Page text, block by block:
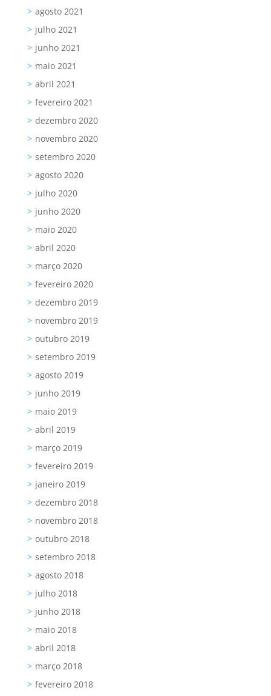
agosto 2021
julho 2021
junho 2021
maio 2021
abril 2021
fevereiro 2021
dezembro 2020
novembro 2020
setembro 2020
agosto 2020
julho 2020
junho 2020
maio 2020
abril 2020
março 2020
fevereiro 2020
dezembro 2019
novembro 2019
outubro 2019
setembro 2019
agosto 2019
junho 2019
maio 2019
abril 2019
março 2019
fevereiro 2019
janeiro 2019
dezembro 2018
novembro 2018
outubro 2018
setembro 2018
agosto 2018
julho 2018
junho 2018
maio 2018
abril 2018
março 2018
fevereiro 2018